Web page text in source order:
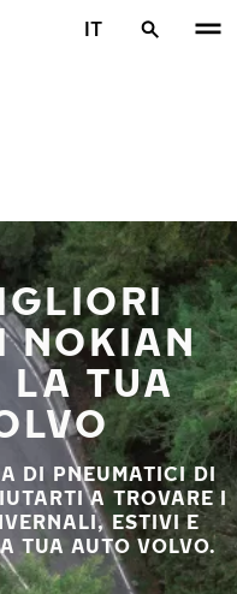
IT
NOKIAN
LA TUA
DI PNEUMATICI DI
A TROVARE I
ESTIVI E
TUA AUTO VOLVO.